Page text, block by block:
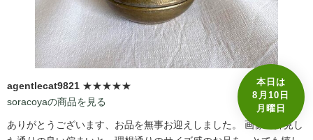
本日は
8月10日
月曜日
agentlecat9821 ★★★★★
soracoyaの商品を見る
ありがとうございます、お品を無事お迎えしました。 画像で拝見し